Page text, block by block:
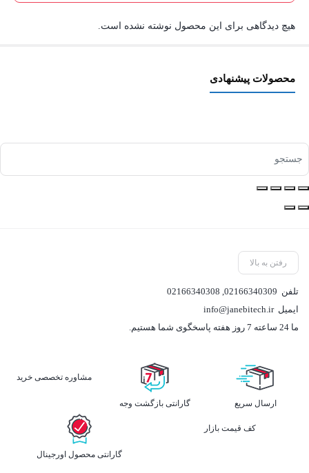
هیچ دیدگاهی برای این محصول نوشته نشده است.
محصولات پیشنهادی
رفتن به بالا
تلفن 02166340309
,
02166340308
ایمیلinfo@janebitech.ir
ما 24 ساعته 7 روز هفته پاسخگوی شما هستیم.
ارسال سریع گارانتی بازگشت وجه
مشاوره تخصصی خرید
کف قیمت بازار
گارانتی محصول اورجینال